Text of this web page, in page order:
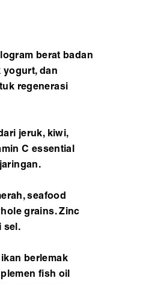
berat badan
yogurt, dan
regenerasi
jeruk, kiwi,
C essential
seafood
grains. Zinc
sel.
berlemak
fish oil